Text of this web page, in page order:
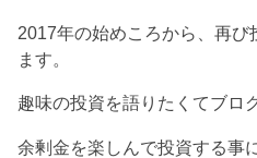
2017年の始めころから、再び
ます。
趣味の投資を語りたくてブロ
余剰金を楽しんで投資する事